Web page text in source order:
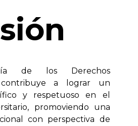
de los Derechos
contribuye a lograr un
y respetuoso en el
promoviendo una
con perspectiva de